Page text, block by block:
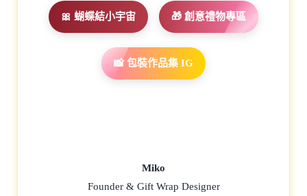
🎀 蝴蝶結小宇宙 🎁 創意禮物專區
📸 包裝作品集 IG
Miko
Founder & Gift Wrap Designer